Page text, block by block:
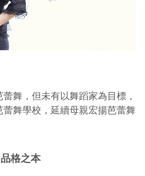
舞，但未有以舞蹈家為目標，
舞學校，延續母親宏揚芭蕾舞
格之本